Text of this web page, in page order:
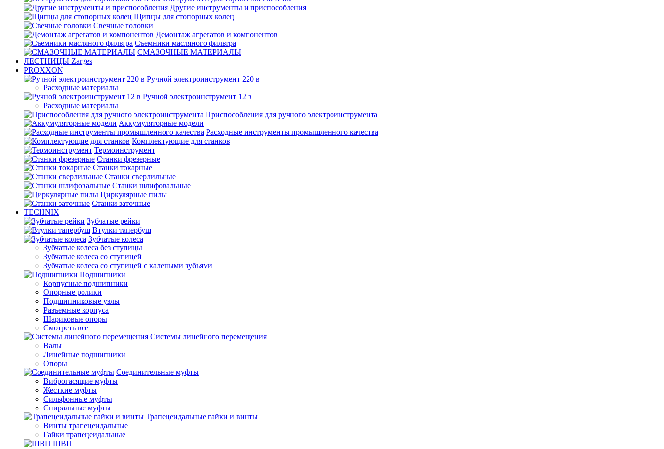
Другие инструменты и приспособления
Щипцы для стопорных колец
Свечные головки
Демонтаж агрегатов и компонентов
Съёмники масляного фильтра
СМАЗОЧНЫЕ МАТЕРИАЛЫ
ЛЕСТНИЦЫ Zarges
PROXXON
Ручной электроинструмент 220 в
Расходные материалы
Ручной электроинструмент 12 в
Расходные материалы
Приспособления для ручного электроинструмента
Аккумуляторные модели
Расходные инструменты промышленного качества
Комплектующие для станков
Термоинструмент
Станки фрезерные
Станки токарные
Станки сверлильные
Станки шлифовальные
Циркулярные пилы
Станки заточные
TECHNIX
Зубчатые рейки
Втулки тапербуш
Зубчатые колеса
Зубчатые колеса без ступицы
Зубчатые колеса со ступицей
Зубчатые колеса со ступицей с калеными зубьями
Подшипники
Корпусные подшипники
Опорные ролики
Подшипниковые узлы
Разъемные корпуса
Шариковые опоры
Смотреть все
Системы линейного перемещения
Валы
Линейные подшипники
Опоры
Соединительные муфты
Виброгасящие муфты
Жесткие муфты
Сильфонные муфты
Спиральные муфты
Трапецеидальные гайки и винты
Винты трапецеидальные
Гайки трапецеидальные
ШВП